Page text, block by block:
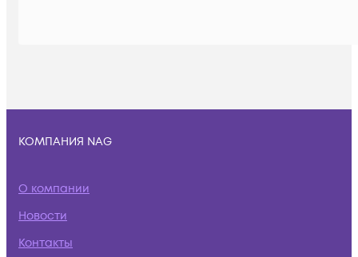
КОМПАНИЯ NAG
О компании
Новости
Контакты